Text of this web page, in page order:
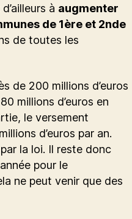
à augmenter
de 1ère et 2nde
de toutes les
de 200 millions d’euros
millions d’euros en
le versement
d’euros par an.
la loi. Il reste donc
pour le
ne peut venir que des